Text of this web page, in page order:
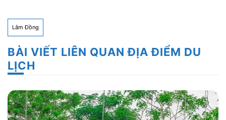
Lâm Đồng
BÀI VIẾT LIÊN QUAN ĐỊA ĐIỂM DU
LỊCH